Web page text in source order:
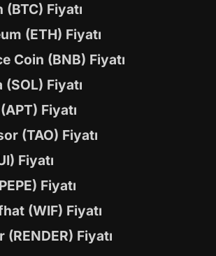
(BTC) Fiyatı
(ETH) Fiyatı
Coin (BNB) Fiyatı
(SOL) Fiyatı
Fiyatı
(TAO) Fiyatı
Fiyatı
Fiyatı
(WIF) Fiyatı
(RENDER) Fiyatı